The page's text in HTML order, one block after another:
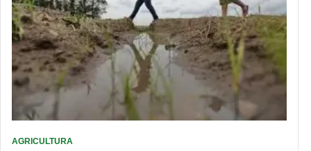
AGRICULTURA